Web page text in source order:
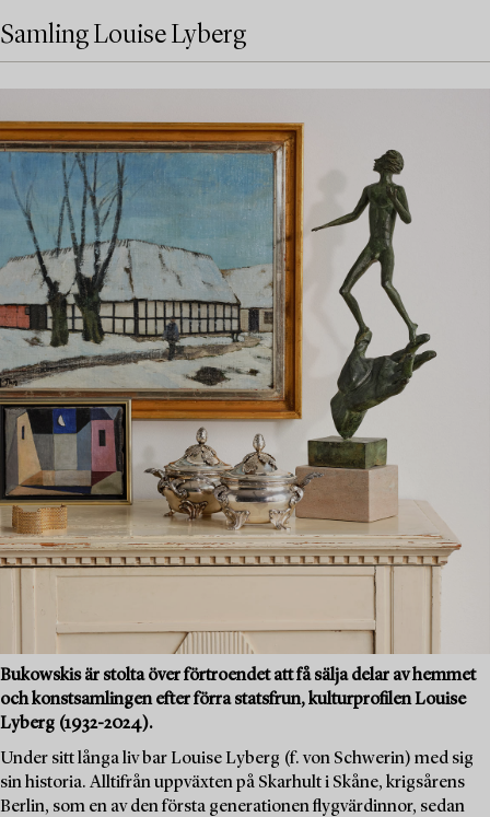
Samling Louise Lyberg
Bukowskis är stolta över förtroendet att få sälja delar av hemmet
och konstsamlingen efter förra statsfrun, kulturprofilen Louise
Lyberg (1932-2024).
Under sitt långa liv bar Louise Lyberg (f. von Schwerin) med sig
sin historia. Alltifrån uppväxten på Skarhult i Skåne, krigsårens
Berlin, som en av den första generationen flygvärdinnor, sedan